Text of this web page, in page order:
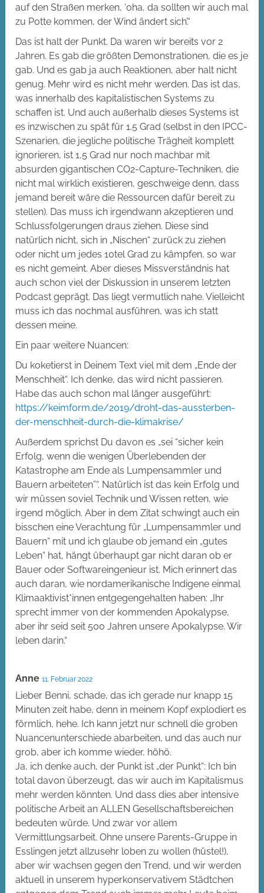
auf den Straßen merken, ‘oha, da sollten wir auch mal
zu Potte kommen, der Wind ändert sich’.“
Das ist halt der Punkt. Da waren wir bereits vor 2
Jahren. Es gab die größten Demonstrationen, die es je
gab. Und es gab ja auch Reaktionen, aber halt nicht
genug. Mehr wird es nicht mehr werden. Das ist das,
was innerhalb des kapitalistischen Systems zu
schaffen ist. Und auch außerhalb dieses Systems ist
es inzwischen zu spät für 1.5 Grad (selbst in den IPCC-
Szenarien, die jegliche politische Trägheit komplett
ignorieren, ist 1,5 Grad nur noch machbar mit
absurden gigantischen CO2-Capture-Techniken, die
nicht mal wirklich existieren, geschweige denn, dass
jemand bereit wäre die Ressourcen dafür bereit zu
stellen). Das muss ich irgendwann akzeptieren und
Schlussfolgerungen draus ziehen. Diese sind
natürlich nicht, sich in „Nischen“ zurück zu ziehen
oder nicht um jedes 10tel Grad zu kämpfen, so war
es nicht gemeint. Aber dieses Missverständnis hat
auch schon viel der Diskussion in unserem letzten
Podcast geprägt. Das liegt vermutlich nahe. Vielleicht
muss ich das nochmal ausführen, was ich statt
dessen meine.
Ein paar weitere Nuancen:
Du koketierst in Deinem Text viel mit dem „Ende der
Menschheit“. Ich denke, das wird nicht passieren.
Habe das auch schon mal länger ausgeführt:
https://keimform.de/2019/droht-das-aussterben-
der-menschheit-durch-die-klimakrise/
Außerdem sprichst Du davon es „sei “sicher kein
Erfolg, wenn die wenigen Überlebenden der
Katastrophe am Ende als Lumpensammler und
Bauern arbeiteten”“. Natürlich ist das kein Erfolg und
wir müssen soviel Technik und Wissen retten, wie
irgend möglich. Aber in dem Zitat schwingt auch ein
bisschen eine Verachtung für „Lumpensammler und
Bauern“ mit und ich glaube ob jemand ein „gutes
Leben“ hat, hängt überhaupt gar nicht daran ob er
Bauer oder Softwareingenieur ist. Mich erinnert das
auch daran, wie nordamerikanische Indigene einmal
Klimaaktivist*innen entgegengehalten haben: „Ihr
sprecht immer von der kommenden Apokalypse,
aber ihr seid seit 500 Jahren unsere Apokalypse. Wir
leben darin.“
Anne 11. Februar 2022
Lieber Benni, schade, das ich gerade nur knapp 15
Minuten zeit habe, denn in meinem Kopf explodiert es
förmlich, hehe. Ich kann jetzt nur schnell die groben
Nuancenunterschiede abarbeiten, und das auch nur
grob, aber ich komme wieder, höhö.
Ja, ich denke auch, der Punkt ist „der Punkt“: Ich bin
total davon überzeugt, das wir auch im Kapitalismus
mehr werden könnten. Und dass dies aber intensive
politische Arbeit an ALLEN Gesellschaftsbereichen
bedeuten würde. Und zwar vor allem
Vermittlungsarbeit. Ohne unsere Parents-Gruppe in
Esslingen jetzt allzusehr loben zu wollen (hüstel!),
aber wir wachsen gegen den Trend, und wir werden
aktuell in unserem hyperkonservativem Städtchen